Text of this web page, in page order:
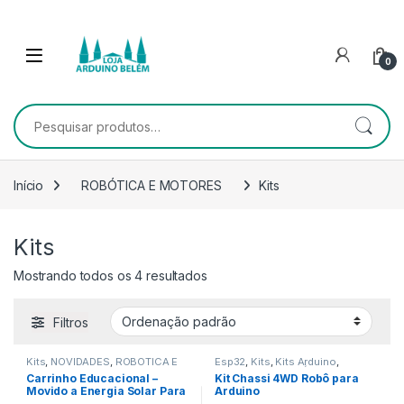
0
Pesquisar por:
Início ROBÓTICA E MOTORES Kits
Kits
Mostrando todos os 4 resultados
Filtros
Kits, NOVIDADES, ROBÓTICA E
MOTORES ,Todos da Categoria
Carrinho Educacional –
Movido a Energia Solar Para
Esp32, Kits, Kits Arduino,
NOVIDADES ,ROBÓTICA E
MOTORES
Kit Chassi 4WD Robô para
Arduino